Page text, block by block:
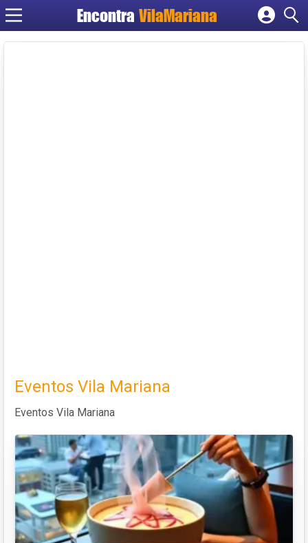
EncontraVilaMariana
Cadastrar empresa
Eventos Vila Mariana
Eventos Vila Mariana